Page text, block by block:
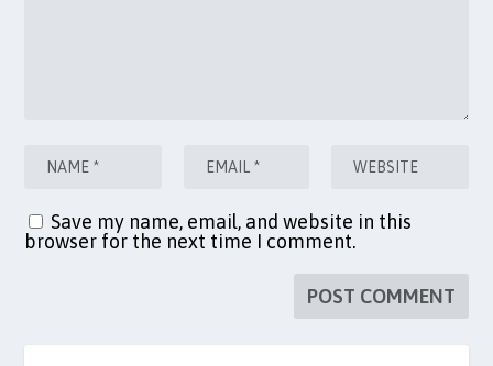
Save my name, email, and website in this
browser for the next time I comment.